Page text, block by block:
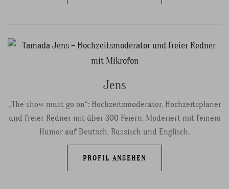
Jens
„The show must go on“: Hochzeitsmoderator, Hochzeitsplaner
und freier Redner mit über 300 Feiern. Moderiert mit feinem
Humor auf Deutsch, Russisch und Englisch.
PROFIL ANSEHEN